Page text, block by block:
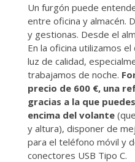
Un furgón puede
entre oficina y almacén.
y gestionas. Desde el
En la oficina utilizamos
luz de calidad,
trabajamos de noche.
precio de 600 €, una
gracias a la que
encima del volante
y altura), disponer de
para el teléfono móvil y
conectores USB Tipo C.